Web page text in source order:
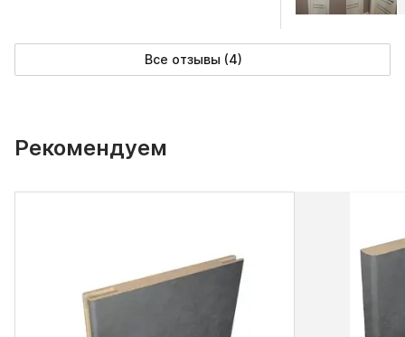
Все отзывы (4)
Рекомендуем